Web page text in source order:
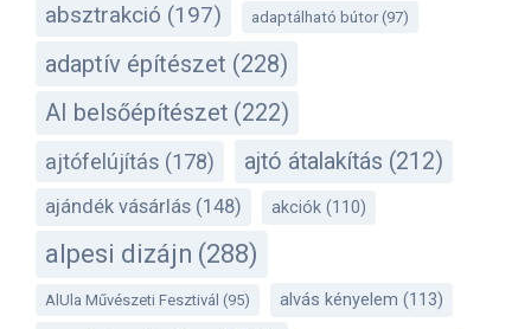
absztrakció (197) adaptálható bútor(97)
adaptív építészet (228)
AI belsőépítészet (222)
ajtófelújítás (178) ajtó átalakítás (212)
ajándék vásárlás (148) akciók (110)
alpesi dizájn (288)
AlUla Művészeti Fesztivál (95) alvás kényelem (113)